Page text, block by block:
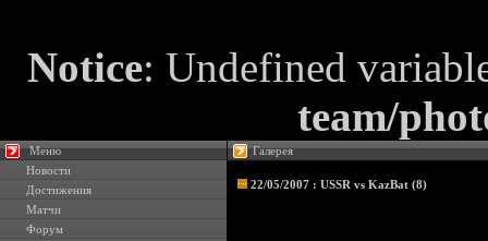
Notice: Undefined
team/
Меню
Новости
Достижения
Матчи
Форум
Галерея
22/05/2007 : USSR vs KazBat (8)